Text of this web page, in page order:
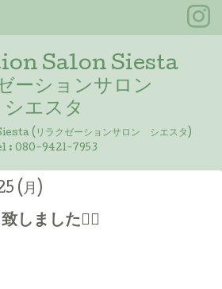
Salon Siesta
ーションサロン
シエスタ
(リラクゼーションサロン シエスタ)
: 080-9421-7953
(月)
しました🙇‍♀️